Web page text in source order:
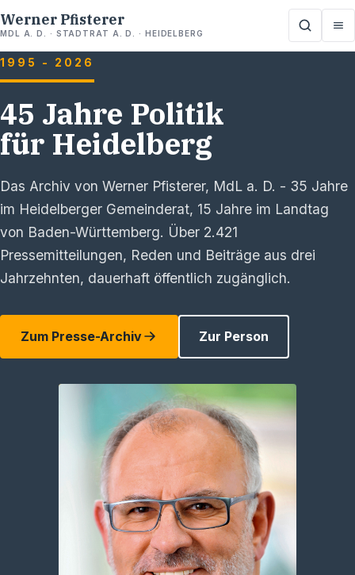
Werner Pfisterer
MDL A. D. · STADTRAT A. D. · HEIDELBERG
1995 - 2026
45 Jahre Politik
für Heidelberg
Das Archiv von Werner Pfisterer, MdL a. D. - 35 Jahre
im Heidelberger Gemeinderat, 15 Jahre im Landtag
von Baden-Württemberg. Über 2.421
Pressemitteilungen, Reden und Beiträge aus drei
Jahrzehnten, dauerhaft öffentlich zugänglich.
Zum Presse-Archiv Zur Person